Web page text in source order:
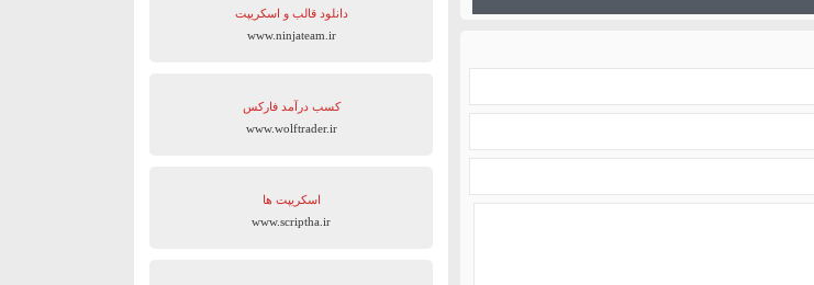
دانلود قالب و اسکریپت
www.ninjateam.ir
کسب درآمد فارکس
www.wolftrader.ir
اسکریپت ها
www.scriptha.ir